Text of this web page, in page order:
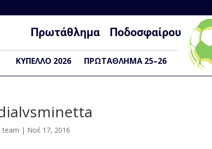
Πρωτάθλημα Ποδοσφαίρου
ΚΥΠΕΛΛΟ 2026 ΠΡΩΤΑΘΛΗΜΑ 25–26
team | Νοέ 17, 2016